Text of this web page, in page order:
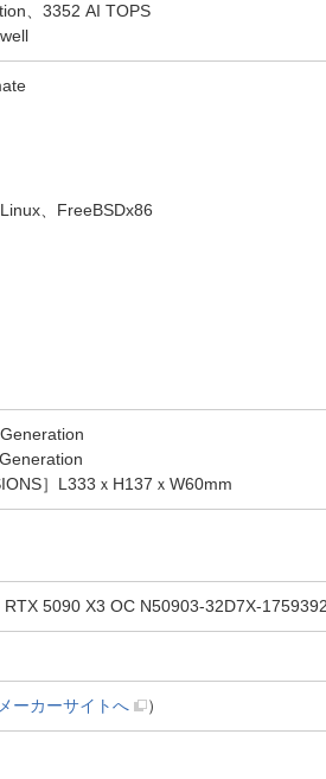
、3352 AI TOPS
、FreeBSDx86
］L333ｘH137ｘW60mm
5090 X3 OC N50903-32D7X-
メーカーサイトへ ）